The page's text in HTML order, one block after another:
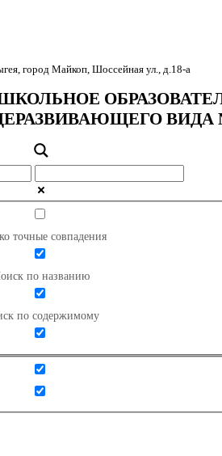
, город Майкоп, Шоссейная ул., д.18-а
ВИДА
точные совпадения
по названию
по содержимому